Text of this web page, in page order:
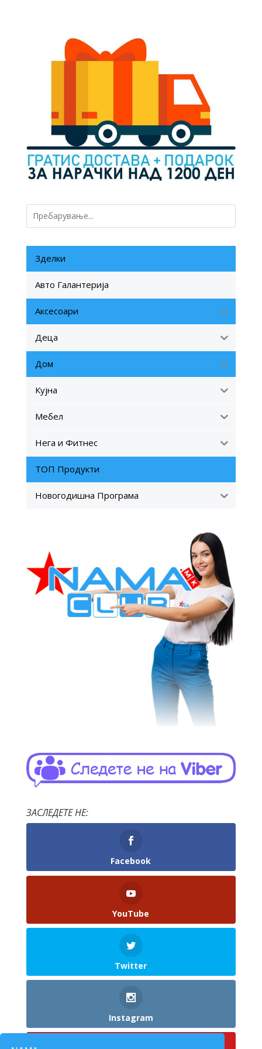
Зделки
Авто Галантерија
Аксесоари
Деца
Дом
Кујна
Мебел
Нега и Фитнес
ТОП Продукти
Новогодишна Програма
ЗАСЛЕДЕТЕ НЕ:
Facebook
YouTube
Twitter
Instagram